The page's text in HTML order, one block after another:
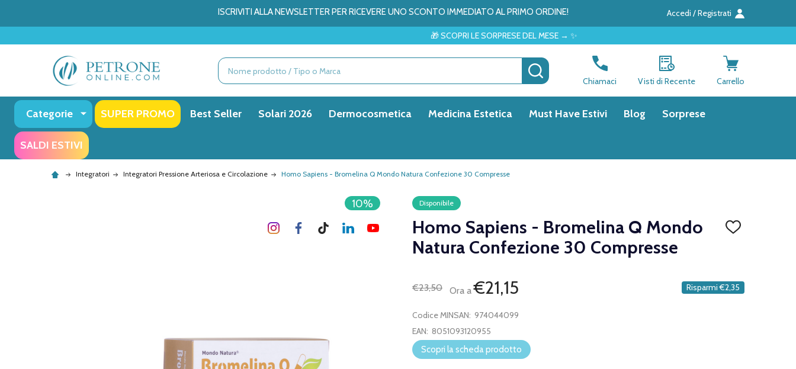
ISCRIVITI ALLA NEWSLETTER PER RICEVERE UNO SCONTO IMMEDIATO AL PRIMO ORDINE! Accedi / Registrati
🎁 SCOPRI LE SORPRESE DEL MESE → ✨
Ricerca CERCA
Chiamaci Visti di Recente Carrello
Categorie SUPER PROMO Best Seller Solari 2026 Dermocosmetica Medicina Estetica Must Have Estivi Blog Sorprese
SALDI ESTIVI
Integratori Integratori Pressione Arteriosa e Circolazione Homo Sapiens - Bromelina Q Mondo Natura Confezione 30 Compresse
Disponibile
Homo Sapiens - Bromelina Q Mondo
Natura Confezione 30 Compresse
AGGIUNGI
€23,50
Ora a€21,15 Risparmi €2,35
10%
Codice MINSAN: 974044099
EAN: 8051093120955
Scopri la scheda prodotto